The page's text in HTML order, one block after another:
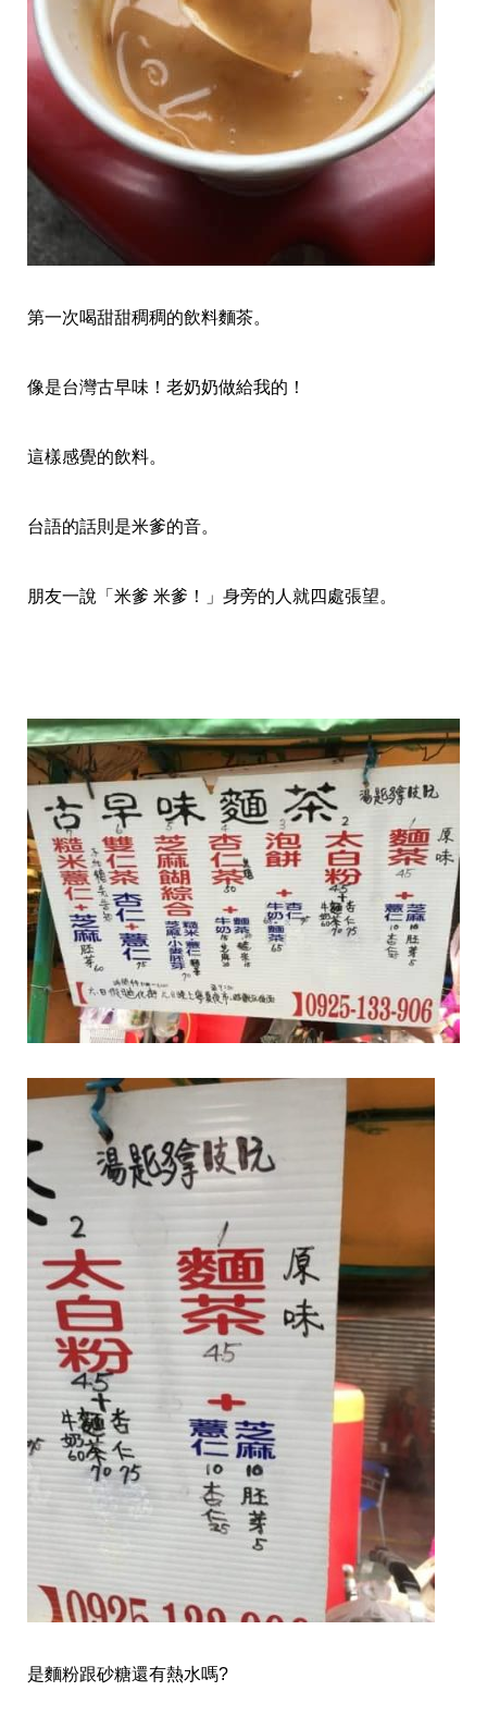
第一次喝甜甜稠稠的飲料麵茶。
像是台灣古早味！老奶奶做給我的！
這樣感覺的飲料。
台語的話則是米爹的音。
朋友一說「米爹 米爹！」身旁的人就四處張望。
是麵粉跟砂糖還有熱水嗎?